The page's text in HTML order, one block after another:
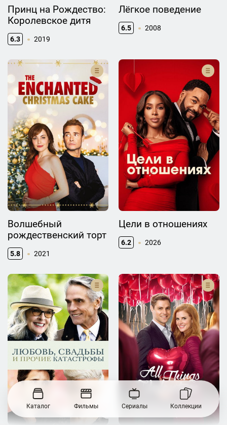
Принц на Рождество:
Королевское дитя
6.3 2019
Лёгкое поведение
6.5 2008
Волшебный
рождественский торт
5.8 2021
Цели в отношениях
6.2 2026
Каталог Фильмы Сериалы Коллекции